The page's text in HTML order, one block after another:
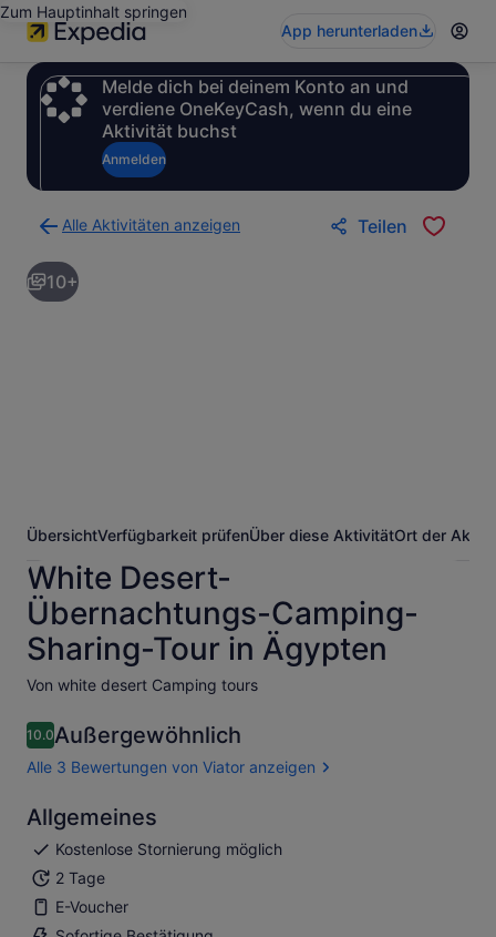
Zum Hauptinhalt springen
App herunterladen
Melde dich bei deinem Konto an und
verdiene OneKeyCash, wenn du eine
Aktivität buchst
Anmelden
Alle Aktivitäten anzeigen
zur
Ergebnisseite
für
Teilen
10+
ÜbersichtVerfügbarkeit prüfenÜber diese AktivitätOrt der
White Desert-
Übernachtungs-Camping-
Sharing-Tour in Ägypten
Von white desert Camping tours
10.010.0 von 10
Außergewöhnlich
Alle 3 Bewertungen von Viator anzeigen
Allgemeines
Kostenlose Stornierung möglich
2 Tage
E-Voucher